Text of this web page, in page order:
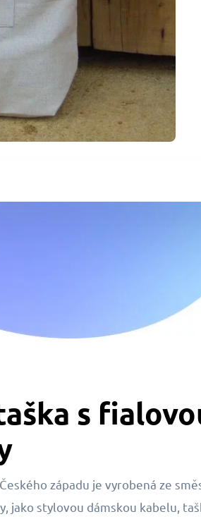
s
západu je vyrobená ze
jako stylovou dámskou kabelu,